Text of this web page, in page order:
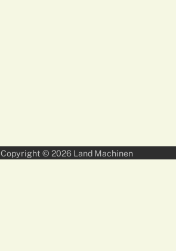
Copyright © 2026 Land Machinen